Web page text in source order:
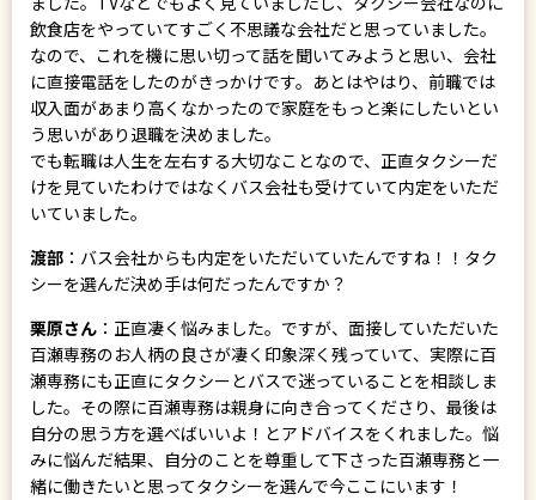
飲食店をやっていてすごく不思議な会社だと思っていました。
なので、これを機に思い切って話を聞いてみようと思い、会社
に直接電話をしたのがきっかけです。あとはやはり、前職では
収入面があまり高くなかったので家庭をもっと楽にしたいとい
う思いがあり退職を決めました。
でも転職は人生を左右する大切なことなので、正直タクシーだ
けを見ていたわけではなくバス会社も受けていて内定をいただ
いていました。
渡部 ：バス会社からも内定をいただいていたんですね！！タク
シーを選んだ決め手は何だったんですか？
栗原さん ：正直凄く悩みました。ですが、面接していただいた
百瀬専務のお人柄の良さが凄く印象深く残っていて、実際に百
瀬専務にも正直にタクシーとバスで迷っていることを相談しま
した。その際に百瀬専務は親身に向き合ってくださり、最後は
自分の思う方を選べばいいよ！とアドバイスをくれました。悩
みに悩んだ結果、自分のことを尊重して下さった百瀬専務と一
緒に働きたいと思ってタクシーを選んで今ここにいます！